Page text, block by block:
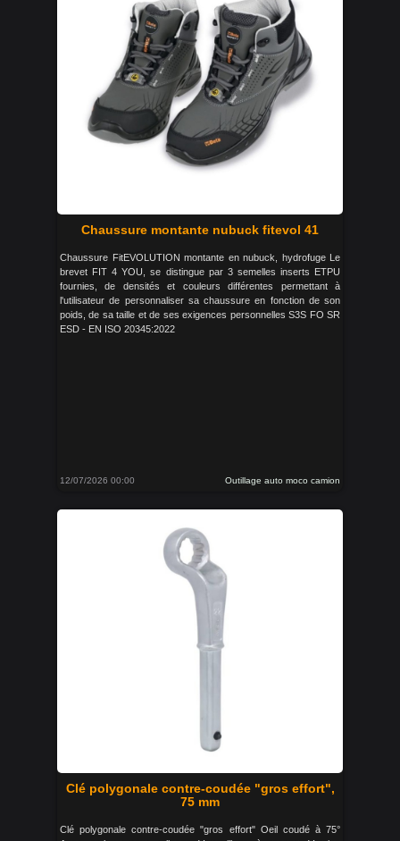
Chaussure montante nubuck fitevol 41
Chaussure FitEVOLUTION montante en nubuck, hydrofuge Le
brevet FIT 4 YOU, se distingue par 3 semelles inserts ETPU
fournies, de densités et couleurs différentes permettant à
l'utilisateur de personnaliser sa chaussure en fonction de son
poids, de sa taille et de ses exigences personnelles S3S FO SR
ESD - EN ISO 20345:2022
12/07/2026 00:00 Outillage auto moco camion
Clé polygonale contre-coudée "gros effort",
75 mm
Clé polygonale contre-coudée "gros effort" Oeil coudé à 75°